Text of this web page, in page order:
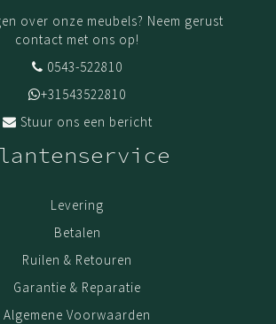
over onze meubels? Neem gerust
contact met ons op!
0543-522810
+31543522810
Stuur ons een bericht
Levering
Betalen
Ruilen & Retouren
Garantie & Reparatie
Algemene Voorwaarden